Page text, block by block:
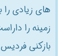
های زیادی را
زمینه را
بازکنی